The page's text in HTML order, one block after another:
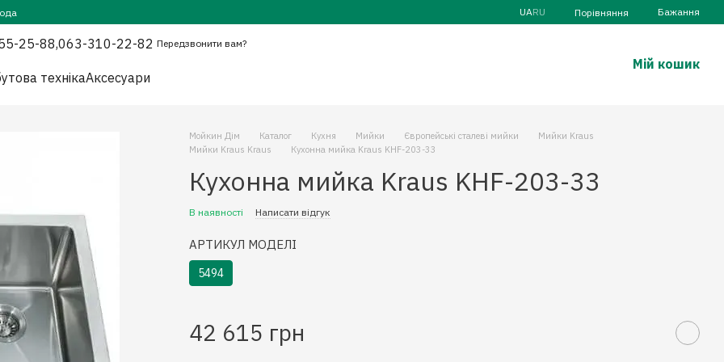
UARU Порівняння Бажання
25-88,063-310-22-82 Передзвонити вам?
технікаАксесуари
Мій кошик
Мойкин Дім Каталог Кухня Мийки Європейські сталеві мийки
Мийки Kraus
Мийки Kraus Kraus
Кухонна мийка Kraus KHF-203-33
Кухонна мийка Kraus KHF-203-33
В наявності Написати відгук
АРТИКУЛ МОДЕЛІ
5494
42 615 грн